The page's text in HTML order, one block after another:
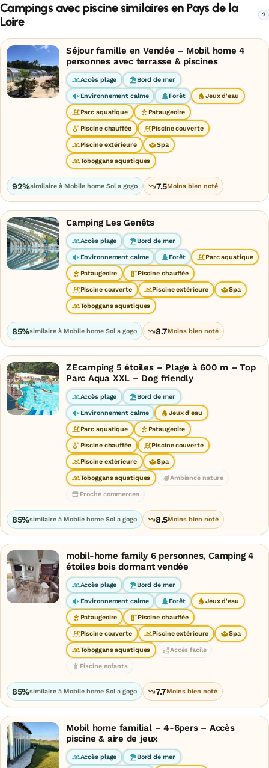
Campings avec piscine similaires en Pays de la
Loire
?
Séjour famille en Vendée – Mobil home 4
personnes avec terrasse & piscines
Accès plage Bord de mer
Environnement calme Forêt Jeux d'eau
Parc aquatique Pataugeoire
Piscine chauffée Piscine couverte
Piscine extérieure Spa
Toboggans aquatiques
92%similaire à Mobile home Sol a gogo 7.5Moins bien noté
Camping Les Genêts
Accès plage Bord de mer
Environnement calme Forêt Parc aquatique
Pataugeoire Piscine chauffée
Piscine couverte Piscine extérieure Spa
Toboggans aquatiques
85%similaire à Mobile home Sol a gogo 8.7Moins bien noté
ZEcamping 5 étoiles – Plage à 600 m – Top
Parc Aqua XXL – Dog friendly
Accès plage Bord de mer
Environnement calme Jeux d'eau
Parc aquatique Pataugeoire
Piscine chauffée Piscine couverte
Piscine extérieure Spa
Toboggans aquatiques Ambiance nature
Proche commerces
85%similaire à Mobile home Sol a gogo 8.5Moins bien noté
mobil-home family 6 personnes, Camping 4
étoiles bois dormant vendée
Accès plage Bord de mer
Environnement calme Forêt Jeux d'eau
Pataugeoire Piscine chauffée
Piscine couverte Piscine extérieure Spa
Toboggans aquatiques Accès facile
Piscine enfants
85%similaire à Mobile home Sol a gogo 7.7Moins bien noté
Mobil home familial – 4-6pers – Accès
piscine & aire de jeux
Accès plage Bord de mer